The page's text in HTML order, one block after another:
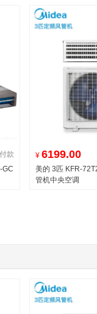
款
GC
¥ 6199.00
美的 3匹 KFR-
管机中央空调